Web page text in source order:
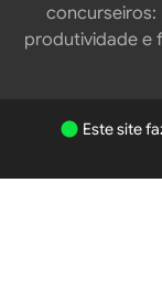
produtividade e
Este site